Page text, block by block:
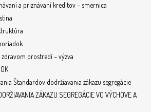
a priznávaní kreditov – smernica
prostredí – výzva
Štandardov dodržiavania zákazu segregácie
ZÁKAZU SEGREGÁCIE VO VÝCHOVE A